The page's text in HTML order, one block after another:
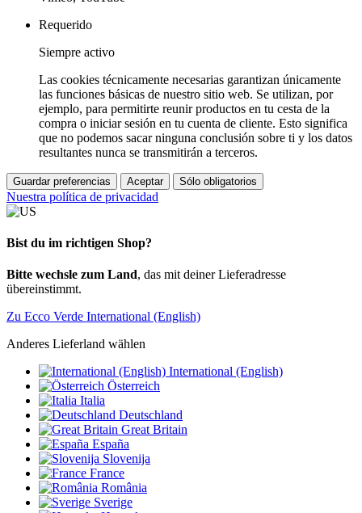
Requerido
Siempre activo
Las cookies técnicamente necesarias garantizan únicamente
las funciones básicas de nuestro sitio web. Se utilizan, por
ejemplo, para permitirte reunir productos en tu cesta de la
compra o iniciar sesión en tu cuenta de cliente. Esto significa
que no podemos sacar ninguna conclusión sobre ti y los datos
resultantes nunca se transmitirán a terceros.
Guardar preferencias Aceptar Sólo obligatorios
Nuestra política de privacidad
Bist du im richtigen Shop?
Bitte wechsle zum Land, das mit deiner Lieferadresse
übereinstimmt.
Zu Ecco Verde International (English)
Anderes Lieferland wählen
International (English)
Österreich
Italia
Deutschland
Great Britain
España
Slovenija
France
România
Sverige